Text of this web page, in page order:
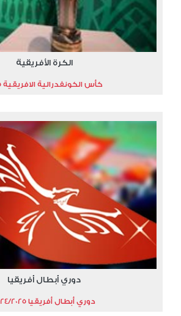
الكرة الأفريقية
كأس الكونفدرالية الافريقية 2025
دوري أبطال أفريقيا
دوري أبطال أفريقيا 2024/2025